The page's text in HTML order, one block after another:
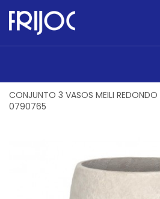
CONJUNTO 3 VASOS MEILI REDONDO
0790765